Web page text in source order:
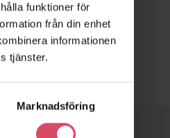
funktioner för
från din enhet
informationen
tjänster.
Marknadsföring